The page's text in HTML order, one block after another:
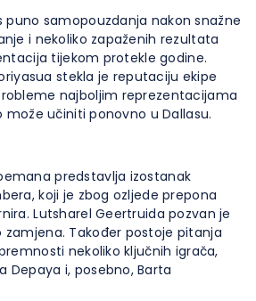
puno samopouzdanja nakon snažne
i nekoliko zapaženih rezultata
tijekom protekle godine.
stekla je reputaciju ekipe
najboljim reprezentacijama
učiniti ponovno u Dallasu.
predstavlja izostanak
koji je zbog ozljede prepona
Lutsharel Geertruida pozvan je
Također postoje pitanja
nekoliko ključnih igrača,
Depaya i, posebno, Barta